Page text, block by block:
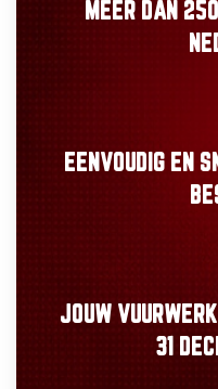
MEER DAN 250
EENVOUDIGEN
JOUW
31